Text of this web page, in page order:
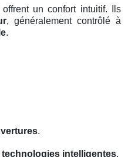
un confort intuitif. Ils
, généralement contrôlé à
.
.
technologies intelligentes.